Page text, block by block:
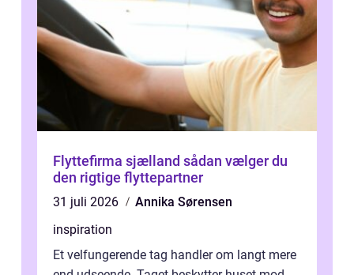
Flyttefirma sjælland sådan vælger du
den rigtige flyttepartner
31 juli 2026
Annika Sørensen
inspiration
Et velfungerende tag handler om langt mere